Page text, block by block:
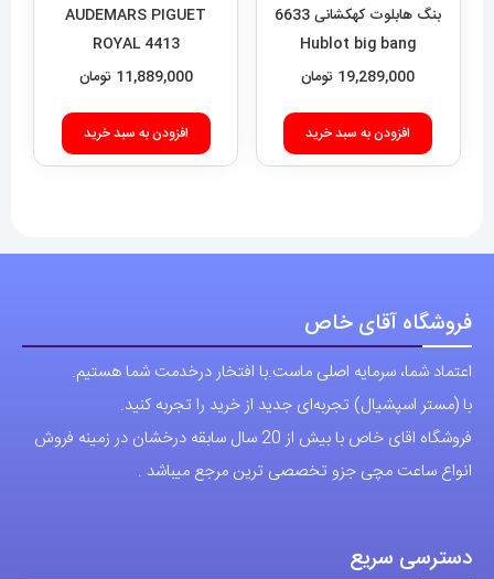
افزودن به سبد خرید
AUDEMARS PIGUET
ROYAL 4413
11,889,000 تومان
افزودن به سبد خرید
فروشگاه آقای خاص
اعتماد شما، سرمایه اصلی ماست.با افتخار درخدمت شما هستیم.
با (مستر اسپشیال) تجربه‌ای جدید از خرید را تجربه کنید.
فروشگاه اقای خاص با بیش از 20 سال سابقه درخشان در زمینه فروش
انواع ساعت مچی جزو تخصصی ترین مرجع میباشد .
دسترسی سریع